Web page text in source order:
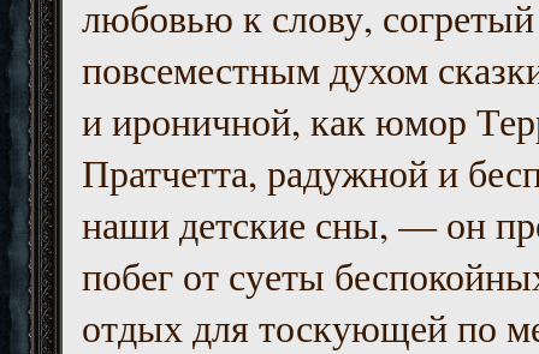
любовью к слову, согретый
повсеместным духом
и ироничной, как юмор
Пратчетта, радужной и
наши детские сны, — он
побег от суеты
отдых для тоскующей по